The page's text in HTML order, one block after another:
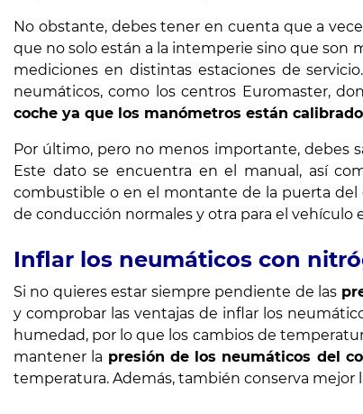
No obstante, debes tener en cuenta que a
que no solo están a la intemperie sino que son
mediciones en distintas estaciones de
neumáticos, como los centros Euromaster,
coche ya que los manómetros están
Por último, pero no menos importante, debes
Este dato se encuentra en el manual, así
combustible o en el montante de la puerta del
de conducción normales y otra para el vehículo
Inflar los neumáticos con
Si no quieres estar siempre pendiente de las
y comprobar las ventajas de inflar los
humedad, por lo que los cambios de
mantener la presión de los neumáticos del
temperatura. Además, también conserva mejor